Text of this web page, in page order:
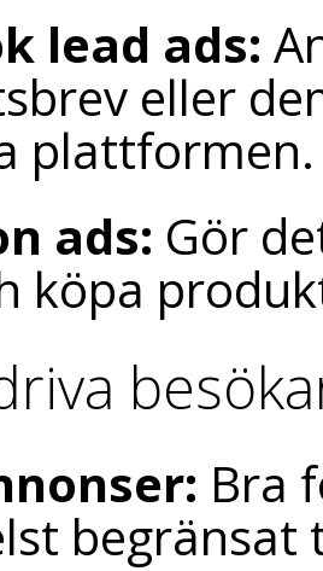
lead ads:
eller
plattformen.
ads: Gör
köpa
Bra